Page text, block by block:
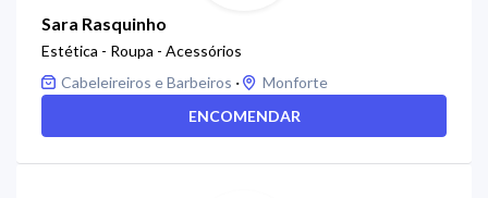
Sara Rasquinho
Estética - Roupa - Acessórios
Cabeleireiros e Barbeiros ·
Monforte
ENCOMENDAR